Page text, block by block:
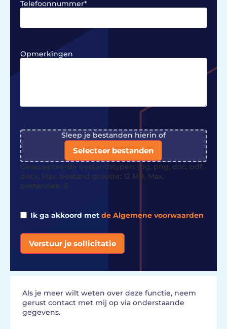
Telefoonnummer*
Opmerkingen
File Sleep je bestanden hierin of
Selecteer bestanden
Geaccepteerde bestandstypen: jpg, png, doc, pdf,
docx, Max. bestand grootte: 12 MB, Max.
bestanden: 3.
Ik ga akkoord met de Algemene voorwaarden
Verstuur je sollicitatie
Als je meer wilt weten over deze functie, neem
gerust contact met mij op via onderstaande
gegevens.